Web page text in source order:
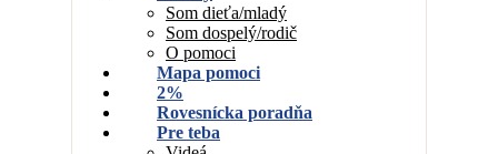
Som dieťa/mladý
Som dospelý/rodič
O pomoci
Mapa pomoci
2%
Rovesnícka poradňa
Pre teba